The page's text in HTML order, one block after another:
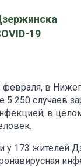
19
в
5 250 случаев
в
у 173 жителей